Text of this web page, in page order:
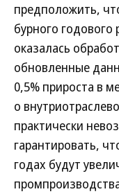
предположить,
бурного годового
оказалась
обновленные
0,5% прироста в
о
практически
гарантировать,
годах будут